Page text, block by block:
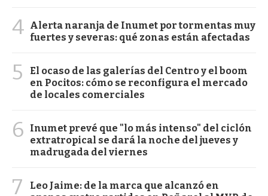
4 Alerta naranja de Inumet por tormentas muy
fuertes y severas: qué zonas están afectadas
5
El ocaso de las galerías del Centro y el boom
en Pocitos: cómo se reconfigura el mercado
de locales comerciales
6
Inumet prevé que "lo más intenso" del ciclón
extratropical se dará la noche del jueves y
madrugada del viernes
7
Leo Jaime: de la marca que alcanzó en